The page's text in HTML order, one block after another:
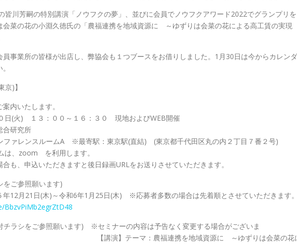
皆川芳嗣の特別講演「ノウフクの夢」、並びに会員でノウフクアワード2022でグランプリを
会菜の花の小淵久徳氏の「農福連携を地域資源に ～ゆずりは会菜の花による高工賃の実現
事業所の皆様が出店し、弊協会も１つブースをお借りしました。1月30日は今からカレンダ
京)】
内いたします。
日(火) １３：００～１６：３０ 現地およびWEB開催
合研究所
ファレンスルームA ※最寄駅：東京駅(直結) (東京都千代田区丸の内２丁目７番２号)
は、zoom を利用します。
も、申込いただきますと後日録画URLをお送りさせていただきます。
をご参照願います)
12月21日(木)～令和6年1月25日(木) ※応募者多数の場合は先着順とさせていただきます。
BbzvPiMb2egrZtD48
チラシをご参照願います) ※セミナーの内容は予告なく変更する場合がございま
マ：農福連携を地域資源に ～ゆずりは会菜の花